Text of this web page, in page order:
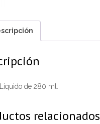
de 280 ml.
relacionados